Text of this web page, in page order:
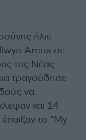
ήλιε
Arena σε
της Νέας
τραγούδησε
να
και 14
το “My